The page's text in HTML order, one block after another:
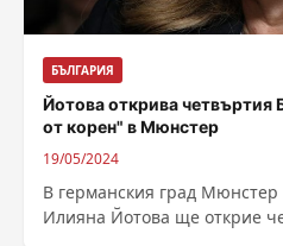
БЪЛГАРИЯ
Йотова открива
от корен" в Мюнстер
19/05/2024
В германския град
Илияна Йотова ще открие